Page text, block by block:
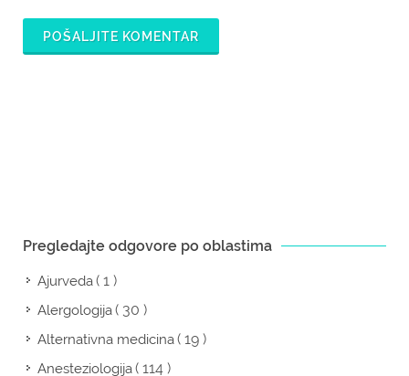
POŠALJITE KOMENTAR
Pregledajte odgovore po oblastima
Ajurveda( 1 )
Alergologija( 30 )
Alternativna medicina( 19 )
Anesteziologija( 114 )